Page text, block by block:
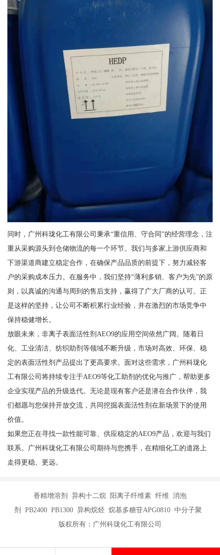
同时，广州科珑化工有限公司秉承“重信用、守合同”的经营理念，注
重从采购源头到仓储物流的每一个环节。我们与多家上游供应商和
下游渠道商建立稳定合作，在确保产品品质的前提下，努力减轻客
户的采购成本压力。在服务中，我们坚持“薄利多销、客户为先”的原
则，以真诚的沟通与周到的售后支持，赢得了广大厂商的认可。正
是这样的坚持，让公司不断积累行业经验，并在激烈的市场竞争中
保持稳健增长。
放眼未来，非离子表面活性剂AEO9的应用空间依然广阔。随着日
化、工业清洁、纺织助剂等领域不断升级，市场对高效、环保、稳
定的表面活性剂产品提出了更高要求。面对这些需求，广州科珑化
工有限公司将持续专注于AEO9等化工助剂的优化与推广，帮助更多
企业实现产品的升级迭代。无论是现有客户还是潜在合作伙伴，我
们都愿与您保持开放交流，共同挖掘表面活性剂在新场景下的使用
价值。
如果您正在寻找一款性能可靠、供应稳定的AEO9产品，欢迎与我们
联系。广州科珑化工有限公司期待与您携手，在精细化工的道路上
走得更稳、更远。
香精增溶剂 异构十二烷 阳离子纤维素 纤维 消泡
剂 PB2400 PB1300 异构烷烃 烷基多糖苷APG0810 中分子聚
版权所有：广州科珑化工有限公司